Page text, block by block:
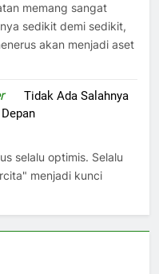
memang sangat
sedikit demi sedikit,
akan menjadi aset
onTidak Ada Salahnya
selalu optimis. Selalu
menjadi kunci